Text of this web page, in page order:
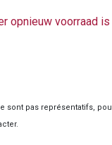
opnieuw voorraad is
sont pas représentatifs,